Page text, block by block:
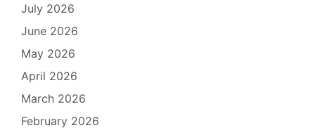
July 2026
June 2026
May 2026
April 2026
March 2026
February 2026